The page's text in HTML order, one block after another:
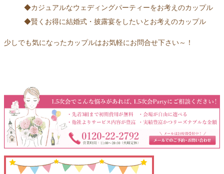
◆カジュアルなウェディングパーティーをお考えのカップル
◆賢くお得に結婚式・披露宴をしたいとお考えのカップル
少しでも気になったカップルはお気軽にお問合せ下さい～！